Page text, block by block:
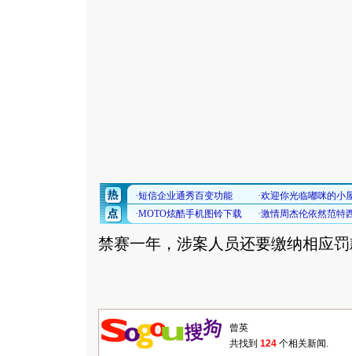
禁赛一年，涉案人员还要缴纳相应
共找到 124 个相关新闻.